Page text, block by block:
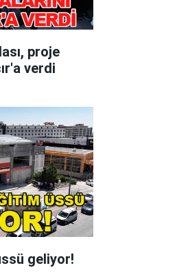
proje
verdi
geliyor!